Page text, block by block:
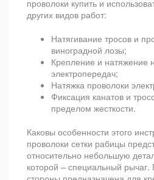
проволоки купить и
других видов работ:
Натягивание тросов и
виноградной лозы;
Крепление и натяжение
электропередач;
Натяжка проволоки
Фиксация канатов и
пределом жесткости.
Каковы особенности этого
проволоки сетки рабицы
относительно небольшую
которой – специальный рычаг.